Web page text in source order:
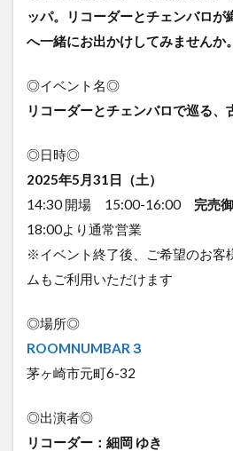
ッパ。リコーダーとチェンバロが
へ一緒にお出かけしてみませんか。
◎イベント名◎
リコーダーとチェンバロで巡る、
◎日時◎
2025年5月31日（土）
14:30 開場 15:00-16:00 完売
18:00より通常営業
※イベント終了後、ご希望のお客
ムもご利用いただけます
◎場所◎
ROOMNUMBAR３
茅ヶ崎市元町6-32
◎出演者◎
リコーダー：細岡 ゆき